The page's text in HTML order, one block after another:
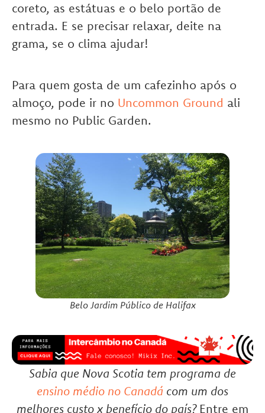
coreto, as estátuas e o belo portão de
entrada. E se precisar relaxar, deite na
grama, se o clima ajudar!
Para quem gosta de um cafezinho após o
almoço, pode ir no Uncommon Ground ali
mesmo no Public Garden.
Belo Jardim Público de Halifax
Sabia que Nova Scotia tem programa de
ensino médio no Canadá com um dos
melhores custo x benefício do país? Entre em